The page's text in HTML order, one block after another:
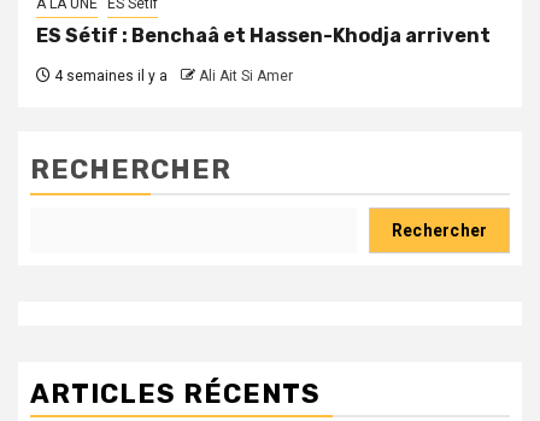
A LA UNE ES Sétif
ES Sétif : Benchaâ et Hassen-Khodja arrivent
4 semaines il y a Ali Ait Si Amer
RECHERCHER
Rechercher
ARTICLES RÉCENTS